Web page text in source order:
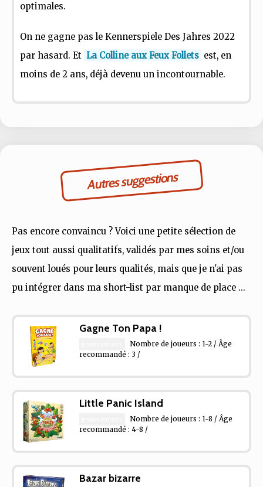
optimales.
On ne gagne pas le Kennerspiele Des Jahres 2022
par hasard. Et La Colline aux Feux Follets est, en
moins de 2 ans, déjà devenu un incontournable.
Autres suggestions
Pas encore convaincu ? Voici une petite sélection de
jeux tout aussi qualitatifs, validés par mes soins et/ou
souvent loués pour leurs qualités, mais que je n'ai pas
pu intégrer dans ma short-list par manque de place ...
Gagne Ton Papa !
Nombre de joueurs : 1-2 / Âge
recommandé : 3 /
Little Panic Island
Nombre de joueurs : 1-8 / Âge
recommandé : 4-8 /
Bazar bizarre